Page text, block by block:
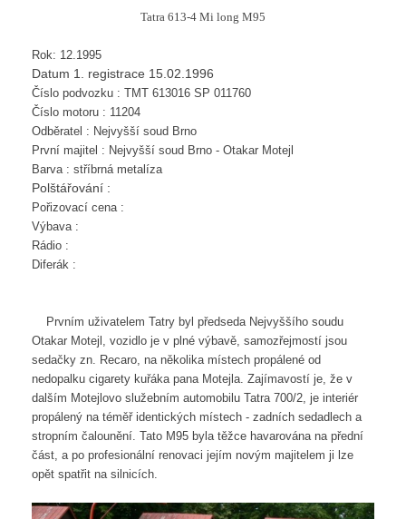
Tatra 613-4 Mi long M95
Rok: 12.1995
Datum 1. registrace 15.02.1996
Číslo podvozku : TMT 613016 SP 011760
Číslo motoru : 11204
Odběratel : Nejvyšší soud Brno
První majitel : Nejvyšší soud Brno - Otakar Motejl
Barva : stříbrná metalíza
Polštářování :
Pořizovací cena :
Výbava :
Rádio :
Diferák :
Prvním uživatelem Tatry byl předseda Nejvyššího soudu
Otakar Motejl, vozidlo je v plné výbavě, samozřejmostí jsou
sedačky zn. Recaro, na několika místech propálené od
nedopalku cigarety kuřáka pana Motejla. Zajímavostí je, že v
dalším Motejlovo služebním automobilu Tatra 700/2, je interiér
propálený na téměř identických místech - zadních sedadlech a
stropním čalounění. Tato M95 byla těžce havarována na přední
část, a po profesionální renovaci jejím novým majitelem ji lze
opět spatřit na silnicích.